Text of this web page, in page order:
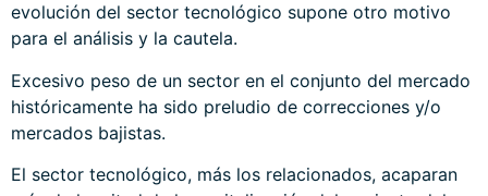
evolución del sector tecnológico supone otro motivo
para el análisis y la cautela.
Excesivo peso de un sector en el conjunto del mercado
históricamente ha sido preludio de correcciones y/o
mercados bajistas.
El sector tecnológico, más los relacionados, acaparan